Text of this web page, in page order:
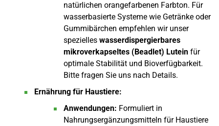
natürlichen orangefarbenen Farbton. Für
wasserbasierte Systeme wie Getränke oder
Gummibärchen empfehlen wir unser
spezielles wasserdispergierbares
mikroverkapseltes (Beadlet) Lutein für
optimale Stabilität und Bioverfügbarkeit.
Bitte fragen Sie uns nach Details.
Ernährung für Haustiere:
Anwendungen: Formuliert in
Nahrungsergänzungsmitteln für Haustiere